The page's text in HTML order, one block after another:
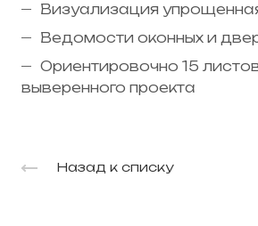
Визуализация
Ведомости оконных и
Ориентировочно 15
выверенного проекта
Назад к списку